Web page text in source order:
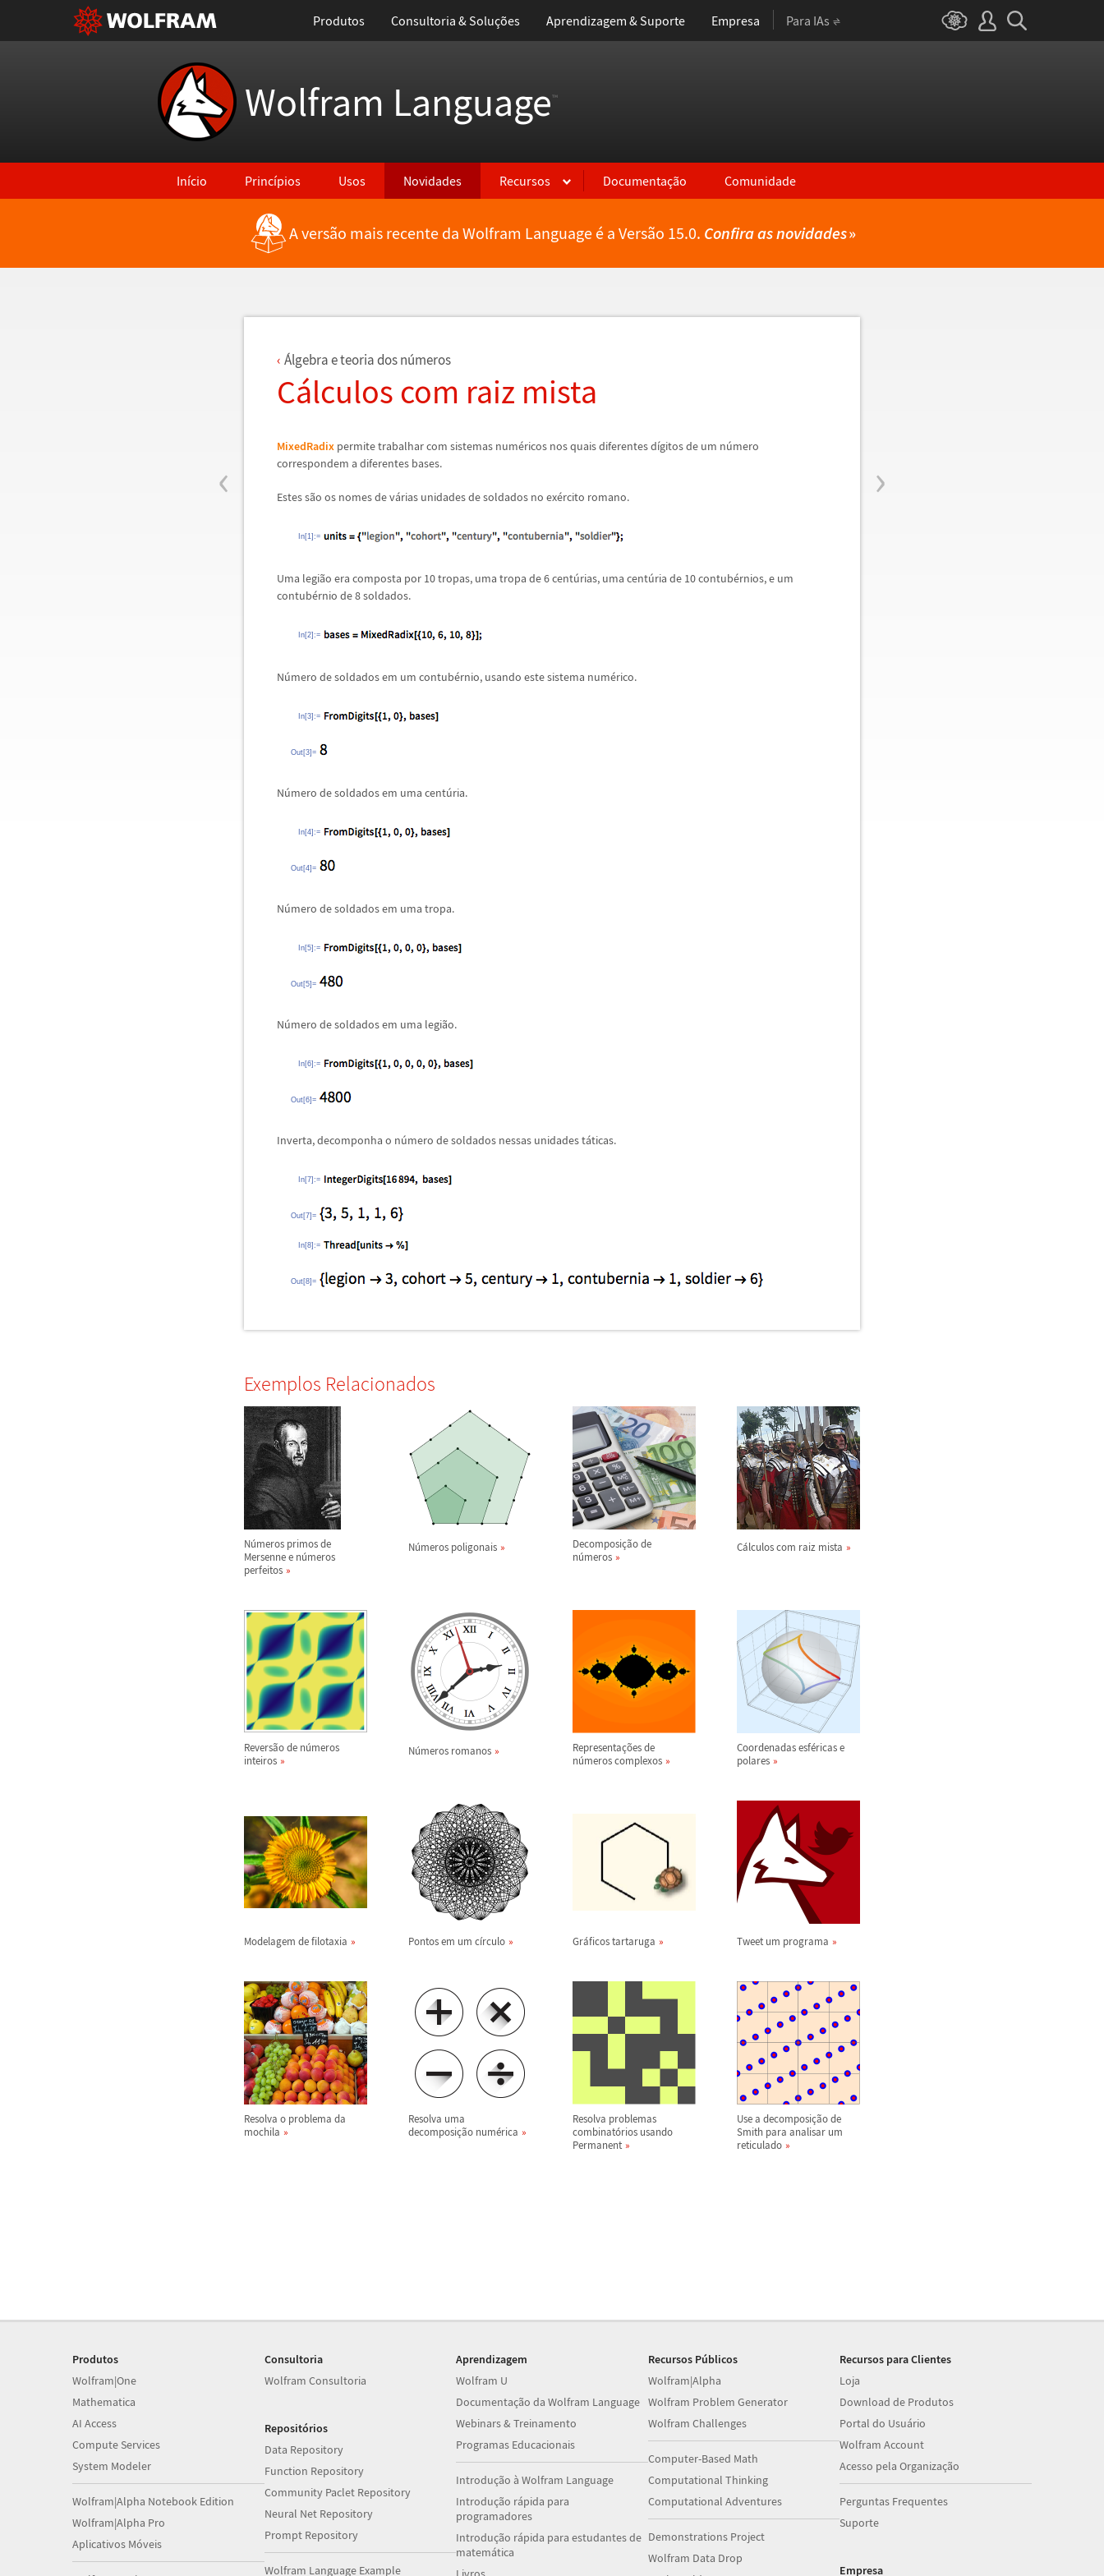
Produtos Consultoria & Soluções Aprendizagem & Suporte Empresa Para IAs
Wolfram Language™
Início Princípios Usos Novidades Recursos Documentação Comunidade
Voltar para Últimas NovidadesA versão mais recente da Wolfram Language é a Versão 15.0. Confira as novidades»
‹ ›
Álgebra e teoria dos números
Cálculos com raiz mista
MixedRadix permite trabalhar com sistemas numéricos nos quais diferentes dígitos de um número
correspondem a diferentes bases.
Estes são os nomes de várias unidades de soldados no exército romano.
In[1]:=
Uma legião era composta por 10 tropas, uma tropa de 6 centúrias, uma centúria de 10 contubérnios, e um
contubérnio de 8 soldados.
In[2]:=
Número de soldados em um contubérnio, usando este sistema numérico.
In[3]:=
Out[3]=
Número de soldados em uma centúria.
In[4]:=
Out[4]=
Número de soldados em uma tropa.
In[5]:=
Out[5]=
Número de soldados em uma legião.
In[6]:=
Out[6]=
Inverta, decomponha o número de soldados nessas unidades táticas.
In[7]:=
Out[7]=
In[8]:=
Out[8]=
Exemplos Relacionados
Números primos de
Mersenne e números
perfeitos
Números poligonais Decomposição de
números
Cálculos com raiz mista
Reversão de números
inteiros
Números romanos Representações de
números complexos
Coordenadas esféricas e
polares
Modelagem de filotaxia Pontos em um círculo Gráficos tartaruga Tweet um programa
Resolva o problema da
mochila
Resolva uma
decomposição numérica
Resolva problemas
combinatórios usando
Permanent
Use a decomposição de
Smith para analisar um
reticulado
Produtos
Wolfram|One
Mathematica
AI Access
Compute Services
System Modeler
Wolfram|Alpha Notebook Edition
Wolfram|Alpha Pro
Aplicativos Móveis
Consultoria
Wolfram Consultoria
Repositórios
Data Repository
Function Repository
Community Paclet Repository
Neural Net Repository
Prompt Repository
Wolfram Language Example
Aprendizagem
Wolfram U
Documentação da Wolfram Language
Webinars & Treinamento
Programas Educacionais
Introdução à Wolfram Language
Introdução rápida para
programadores
Introdução rápida para estudantes de
matemática
Recursos Públicos
Wolfram|Alpha
Wolfram Problem Generator
Wolfram Challenges
Computer-Based Math
Computational Thinking
Computational Adventures
Demonstrations Project
Wolfram Data Drop
Recursos para Clientes
Loja
Download de Produtos
Portal do Usuário
Wolfram Account
Acesso pela Organização
Perguntas Frequentes
Suporte
Empresa